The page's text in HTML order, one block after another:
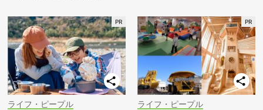
ライフ・ピープル ライフ・ピープル